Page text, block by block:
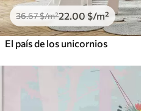
36.67$/m²22.00 $/m²
El país de los unicornios